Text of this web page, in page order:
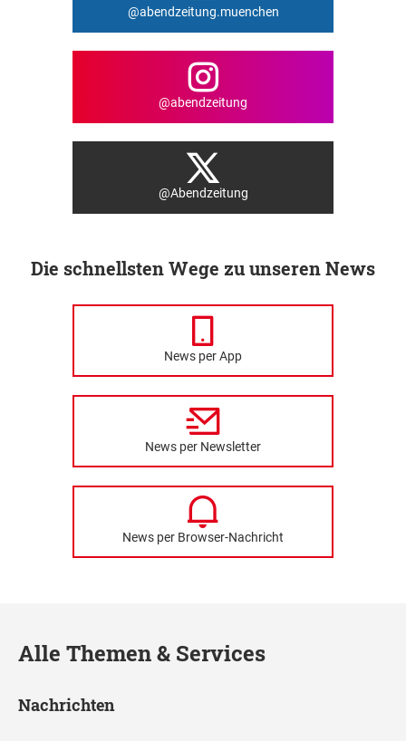
@abendzeitung.muenchen
@abendzeitung
@Abendzeitung
Die schnellsten Wege zu unseren News
News per App
News per Newsletter
News per Browser-Nachricht
Alle Themen & Services
Nachrichten